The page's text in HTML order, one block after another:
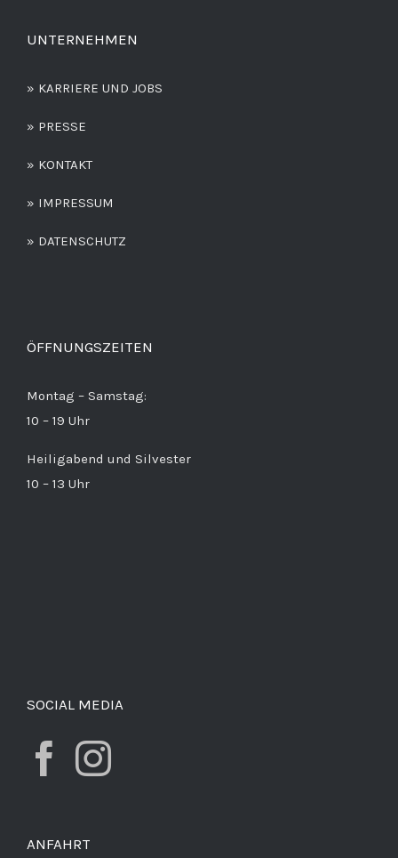
UNTERNEHMEN
» KARRIERE UND JOBS
» PRESSE
» KONTAKT
» IMPRESSUM
» DATENSCHUTZ
ÖFFNUNGSZEITEN
Montag – Samstag:
10 – 19 Uhr
Heiligabend und Silvester
10 – 13 Uhr
SOCIAL MEDIA
ANFAHRT